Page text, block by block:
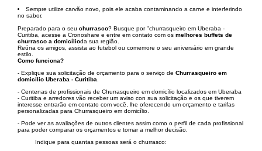
Sempre utilize carvão novo, pois ele acaba contaminando a carne e interferindo
no sabor.
Preparado para o seu churrasco? Busque por "churrasqueiro em Uberaba -
Curitiba, acesse a Cronoshare e entre em contato com os melhores buffets de
churrasco a domicílioda sua região.
Reúna os amigos, assista ao futebol ou comemore o seu aniversário em grande
estilo.
Como funciona?
- Explique sua solicitação de orçamento para o serviço de Churrasqueiro em
domicílio Uberaba - Curitiba
- Centenas de profissionais de Churrasqueiro em domicílio localizados em Uberaba
- Curitiba e arredores vão receber um aviso con sua solicitação e os que tiverem
interesse entrarão em contato com você, lhe oferecendo um orçamento e tarifas
personalizadas para Churrasqueiro em domicílio.
- Pode ver as avaliações de outros clientes assim como o perfil de cada profissional
para poder comparar os orçamentos e tomar a melhor decisão.
Indique para quantas pessoas será o churrasco: